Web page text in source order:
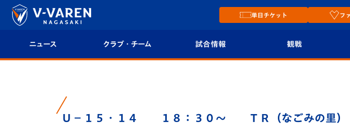
単日チケット フ
ニュース クラブ・チーム
クラブ概要
試合情報
順位表
観戦
Ｕ－１５・１４ １８：３０～ ＴＲ（なごみ